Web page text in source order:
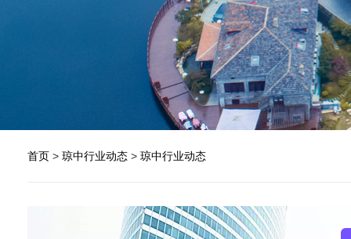
首页 > 琼中行业动态 > 琼中行业动态